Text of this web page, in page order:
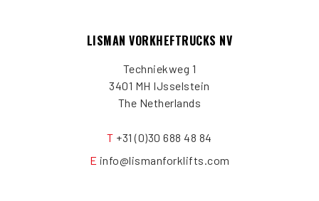
LISMAN VORKHEFTRUCKS NV
Techniekweg 1
3401 MH IJsselstein
The Netherlands
T +31 (0)30 688 48 84
E info@lismanforklifts.com